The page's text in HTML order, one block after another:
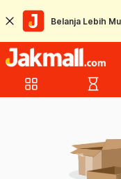
Belanja Lebih
grid_view hourglass_empty